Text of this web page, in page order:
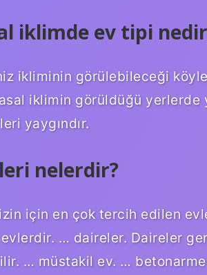
iklimde ev tipi
ikliminin görülebileceği
iklimin görüldüğü yerlerde
yaygındır.
nelerdir?
için en çok tercih edilen
evlerdir. … daireler. Daireler
… müstakil ev. …